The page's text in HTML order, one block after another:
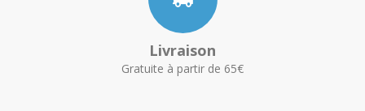
Livraison
Gratuite à partir de 65€